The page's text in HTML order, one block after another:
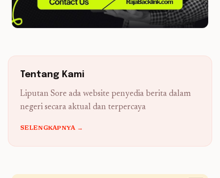
Tentang Kami
Liputan Sore ada website penyedia berita dalam
negeri secara aktual dan terpercaya
SELENGKAPNYA →